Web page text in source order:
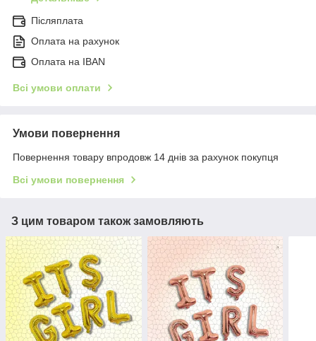
Післяплата
Оплата на рахунок
Оплата на IBAN
Всі умови оплати
Умови повернення
Повернення товару впродовж 14 днів за рахунок покупця
Всі умови повернення
З цим товаром також замовляють